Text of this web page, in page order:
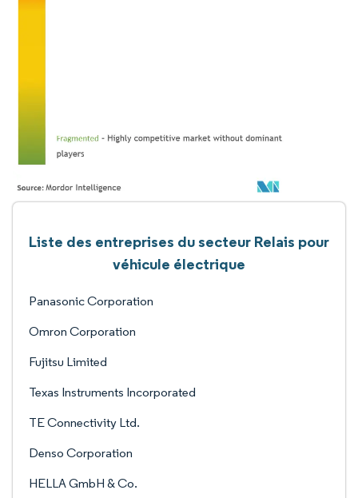
Liste des entreprises du secteur Relais pour
véhicule électrique
Panasonic Corporation
Omron Corporation
Fujitsu Limited
Texas Instruments Incorporated
TE Connectivity Ltd.
Denso Corporation
HELLA GmbH & Co.